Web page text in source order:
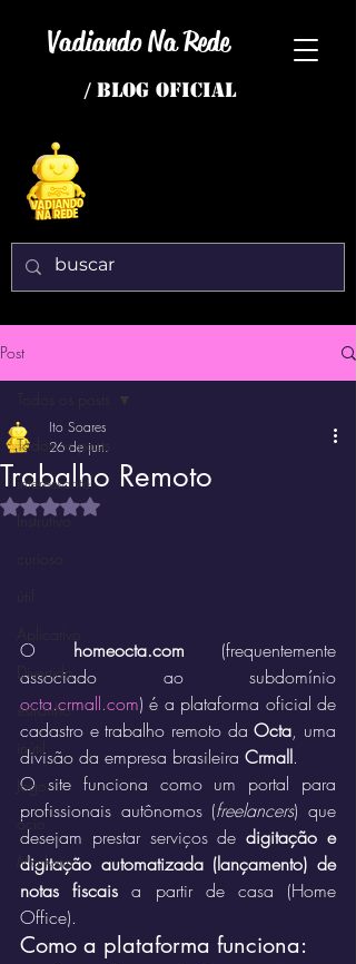
Vadiando Na Rede
/ BLOG OFICIAL
Post
Todos os posts
interessante
Instrutivo
Divertido
estranho
inútil
Jogo
ócio
Marketin'
Trabalho Remoto
Ito Soares
26 de jun.
Avaliado com NaN de 5 estrelas.
O homeocta.com (frequentemente
octa.crmall.com) é a plataforma oficial de
cadastro e trabalho remoto da Octa, uma
divisão da empresa brasileira Crmall.
O site funciona como um portal para
profissionais autônomos (freelancers) que
desejam prestar serviços de digitação e
digitação automatizada (lançamento) de
notas fiscais a partir de casa (Home
Office).
Como a plataforma funciona: